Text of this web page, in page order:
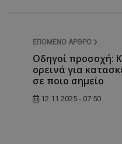
ΕΠΌΜΕΝΟ ΆΡΘΡΟ
Οδηγοί προσοχή:
ορεινά για
σε ποιο σημείο
12.11.2025 - 07:50